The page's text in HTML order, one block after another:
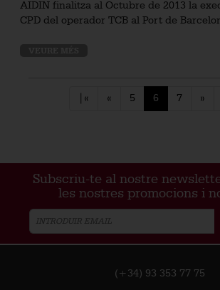
AIDIN finalitza al Octubre de 2013 la
CPD del operador TCB al Port de
|« « 5 6 7 »
Subscriu-te al nostre
les nostres promocions i
(+34) 93 353 77 75